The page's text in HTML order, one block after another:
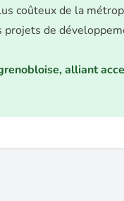
coûteux de la
de
alliant